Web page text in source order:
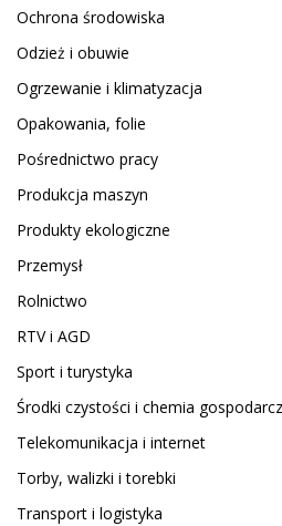
Ochrona środowiska
Odzież i obuwie
Ogrzewanie i klimatyzacja
Opakowania, folie
Pośrednictwo pracy
Produkcja maszyn
Produkty ekologiczne
Przemysł
Rolnictwo
RTV i AGD
Sport i turystyka
Środki czystości i chemia
Telekomunikacja i internet
Torby, walizki i torebki
Transport i logistyka